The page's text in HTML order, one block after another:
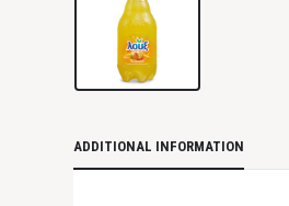
ADDITIONAL INFORMATION